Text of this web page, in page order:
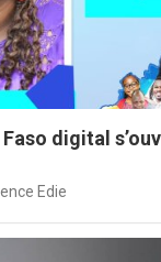
digital
Edie